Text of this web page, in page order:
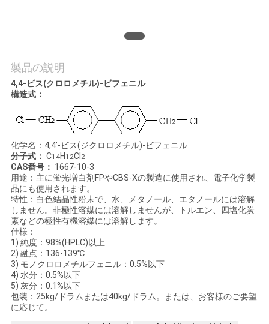
品
質
引
金
を
求
め
て
く
製品の説明
4,4-ビス(クロロメチル)-ビフェニル
構造式：
化学名：4,4’-ビス(ジクロロメチル)-ビフェニル
分子式： C14H12Cl 2
CAS番号： 1667-10-3
用途：主に蛍光増白剤FPやCBS-Xの製造に使用され、電子化学製
品にも使用されます。
特性：白色結晶性粉末で、水、メタノール、エタノールには溶解
しません。非極性溶媒には溶解しませんが、トルエン、四塩化炭
素などの極性有機溶媒には溶解します。
仕様：
1) 純度：98%(HPLC)以上
2) 融点：136-139℃
3) モノクロロメチルフェニル：0.5%以下
4) 水分：0.5%以下
5) 灰分：0.1%以下
包装：25kg/ドラムまたは40kg/ドラム。または、お客様のご要望
に応じて。